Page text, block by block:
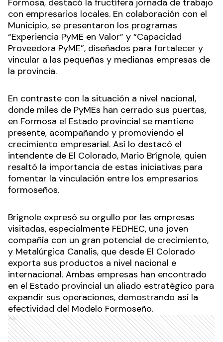
Formosa, destacó la fructífera jornada de trabajo
con empresarios locales. En colaboración con el
Municipio, se presentaron los programas
“Experiencia PyME en Valor” y “Capacidad
Proveedora PyME”, diseñados para fortalecer y
vincular a las pequeñas y medianas empresas de
la provincia.
En contraste con la situación a nivel nacional,
donde miles de PyMEs han cerrado sus puertas,
en Formosa el Estado provincial se mantiene
presente, acompañando y promoviendo el
crecimiento empresarial. Así lo destacó el
intendente de El Colorado, Mario Brígnole, quien
resaltó la importancia de estas iniciativas para
fomentar la vinculación entre los empresarios
formoseños.
Brígnole expresó su orgullo por las empresas
visitadas, especialmente FEDHEC, una joven
compañía con un gran potencial de crecimiento,
y Metalúrgica Canalis, que desde El Colorado
exporta sus productos a nivel nacional e
internacional. Ambas empresas han encontrado
en el Estado provincial un aliado estratégico para
expandir sus operaciones, demostrando así la
efectividad del Modelo Formoseño.
Ads